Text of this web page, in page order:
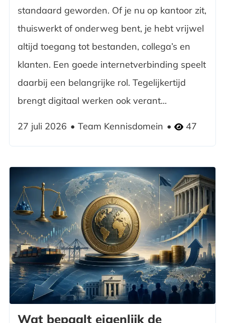
standaard geworden. Of je nu op kantoor zit,
thuiswerkt of onderweg bent, je hebt vrijwel
altijd toegang tot bestanden, collega’s en
klanten. Een goede internetverbinding speelt
daarbij een belangrijke rol. Tegelijkertijd
brengt digitaal werken ook verant...
27 juli 2026 Team Kennisdomein 47
Wat bepaalt eigenlijk de